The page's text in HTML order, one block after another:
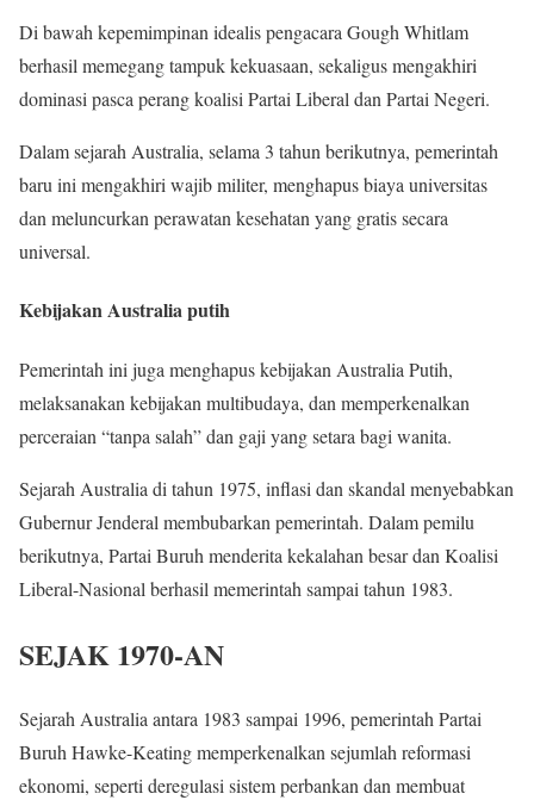
Di bawah kepemimpinan idealis pengacara Gough Whitlam
berhasil memegang tampuk kekuasaan, sekaligus mengakhiri
dominasi pasca perang koalisi Partai Liberal dan Partai Negeri.
Dalam sejarah Australia, selama 3 tahun berikutnya, pemerintah
baru ini mengakhiri wajib militer, menghapus biaya universitas
dan meluncurkan perawatan kesehatan yang gratis secara
universal.
Kebijakan Australia putih
Pemerintah ini juga menghapus kebijakan Australia Putih,
melaksanakan kebijakan multibudaya, dan memperkenalkan
perceraian “tanpa salah” dan gaji yang setara bagi wanita.
Sejarah Australia di tahun 1975, inflasi dan skandal menyebabkan
Gubernur Jenderal membubarkan pemerintah. Dalam pemilu
berikutnya, Partai Buruh menderita kekalahan besar dan Koalisi
Liberal-Nasional berhasil memerintah sampai tahun 1983.
SEJAK 1970-AN
Sejarah Australia antara 1983 sampai 1996, pemerintah Partai
Buruh Hawke-Keating memperkenalkan sejumlah reformasi
ekonomi, seperti deregulasi sistem perbankan dan membuat